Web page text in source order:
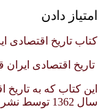
امتیاز دادن
کتاب تاریخ اقتصادی
تاریخ اقتصادی ایران قاجاریه 1332-1215 ه.ق
این کتاب که به
سال 1362 توسط نشر گستره به چاپ رسیده است